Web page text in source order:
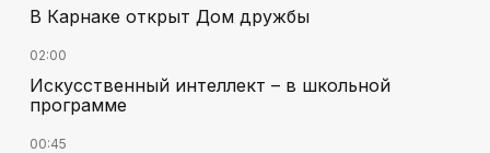
В Карнаке открыт Дом дружбы
02:00
Искусственный интеллект – в школьной
программе
00:45